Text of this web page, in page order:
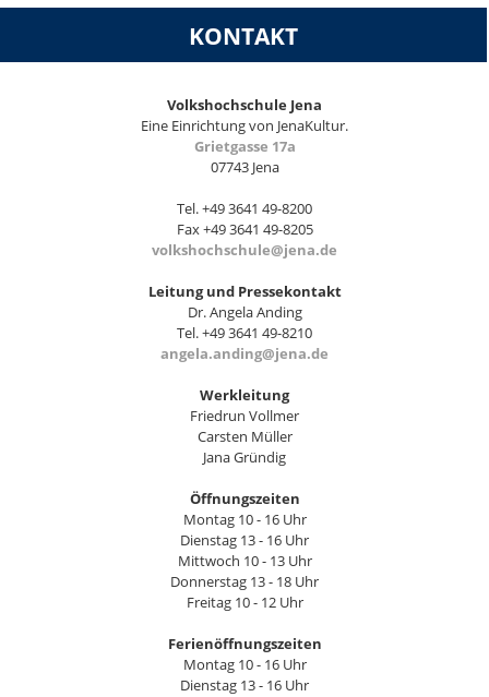
KONTAKT
Volkshochschule Jena
Eine Einrichtung von JenaKultur.
Grietgasse 17a
07743 Jena
Tel. +49 3641 49-8200
Fax +49 3641 49-8205
volkshochschule@jena.de
Leitung und Pressekontakt
Dr. Angela Anding
Tel. +49 3641 49-8210
angela.anding@jena.de
Werkleitung
Friedrun Vollmer
Carsten Müller
Jana Gründig
Öffnungszeiten
Montag 10 - 16 Uhr
Dienstag 13 - 16 Uhr
Mittwoch 10 - 13 Uhr
Donnerstag 13 - 18 Uhr
Freitag 10 - 12 Uhr
Ferienöffnungszeiten
Montag 10 - 16 Uhr
Dienstag 13 - 16 Uhr